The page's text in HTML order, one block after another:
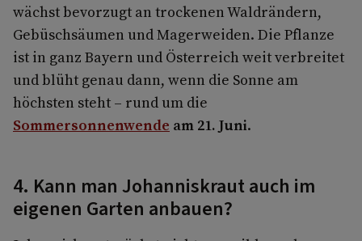
wächst bevorzugt an trockenen Waldrändern,
Gebüschsäumen und Magerweiden. Die Pflanze
ist in ganz Bayern und Österreich weit verbreitet
und blüht genau dann, wenn die Sonne am
höchsten steht – rund um die
Sommersonnenwende am 21. Juni.
4. Kann man Johanniskraut auch im
eigenen Garten anbauen?